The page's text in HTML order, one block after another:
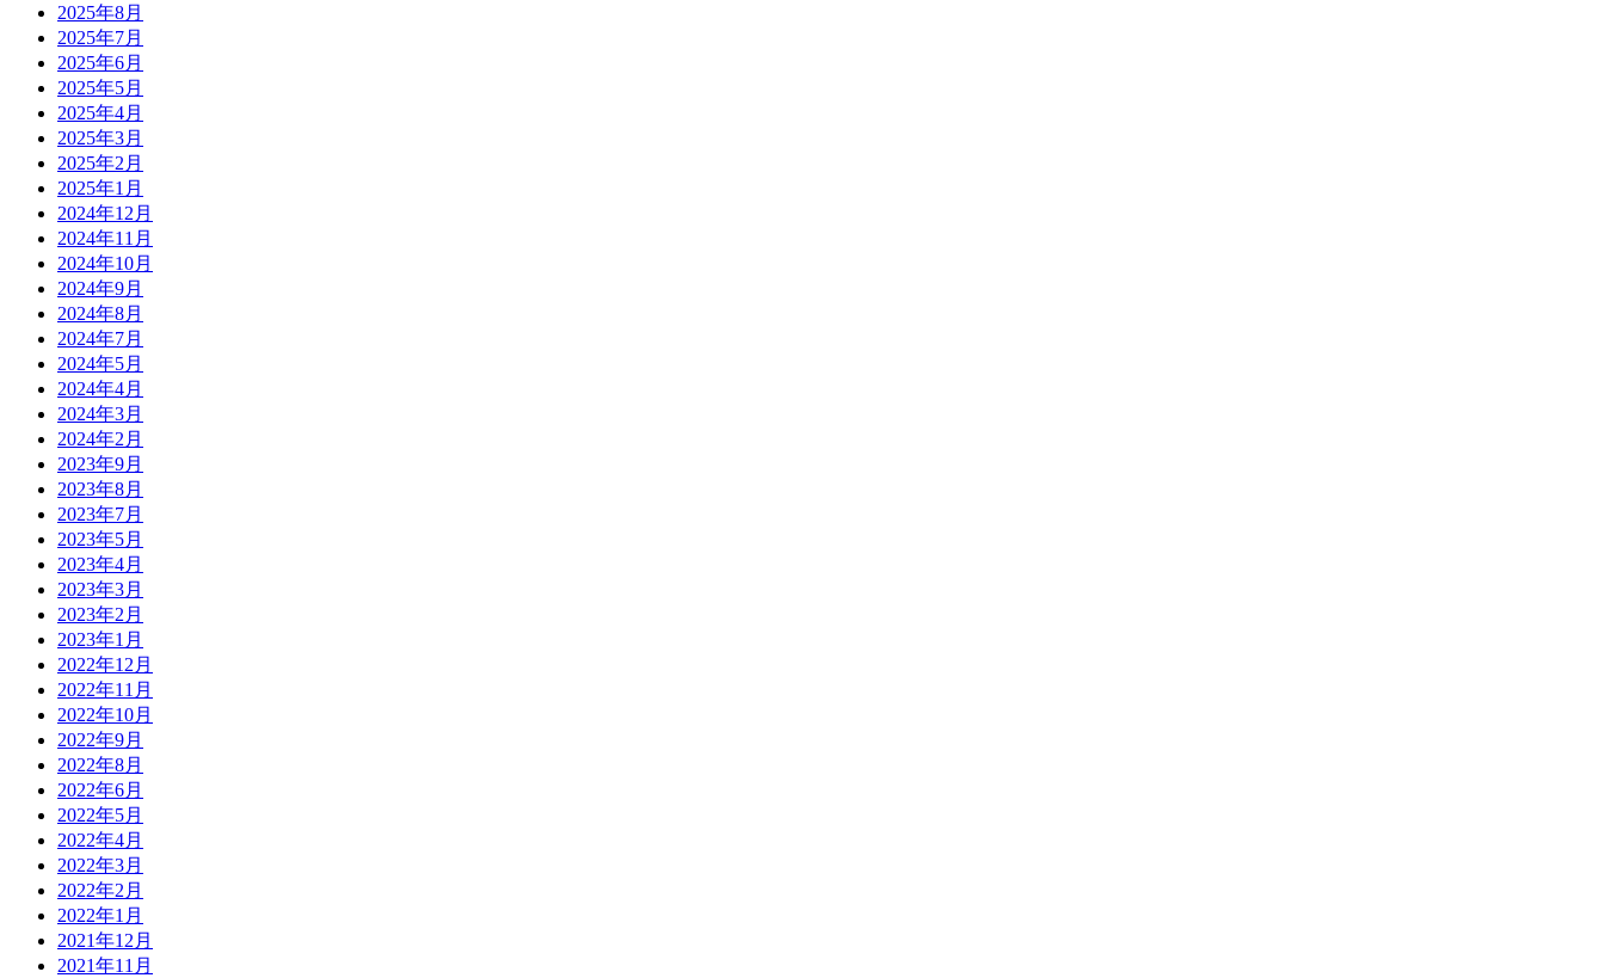
2025年8月
2025年7月
2025年6月
2025年5月
2025年4月
2025年3月
2025年2月
2025年1月
2024年12月
2024年11月
2024年10月
2024年9月
2024年8月
2024年7月
2024年5月
2024年4月
2024年3月
2024年2月
2023年9月
2023年8月
2023年7月
2023年5月
2023年4月
2023年3月
2023年2月
2023年1月
2022年12月
2022年11月
2022年10月
2022年9月
2022年8月
2022年6月
2022年5月
2022年4月
2022年3月
2022年2月
2022年1月
2021年12月
2021年11月